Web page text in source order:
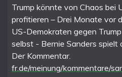
Trump könnte von Chaos bei
profitieren – Drei Monate vor
US-Demokraten gegen
selbst - Bernie Sanders spielt
Der Kommentar.
fr.de/meinung/kommentare/